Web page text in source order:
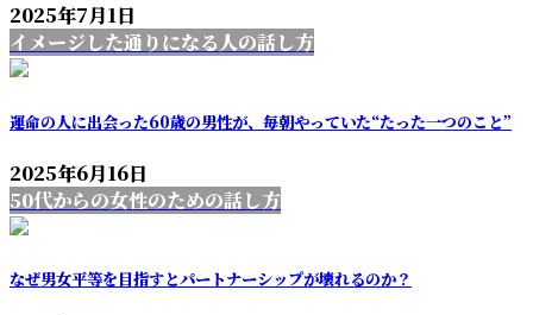
2025年7月1日
イメージした通りになる人の話し方
運命の人に出会った60歳の男性が、毎朝やっていた“たった一つのこと”
2025年6月16日
50代からの女性のための話し方
なぜ男女平等を目指すとパートナーシップが壊れるのか？